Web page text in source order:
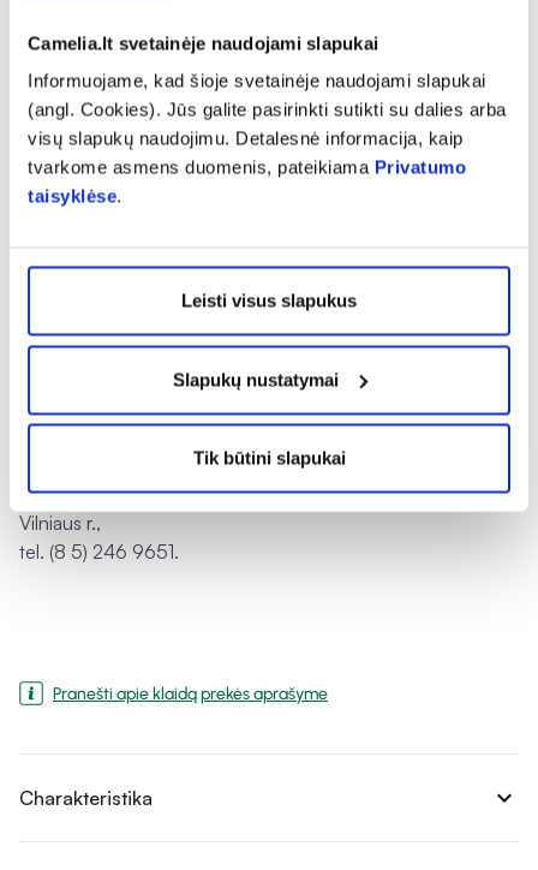
Camelia.lt svetainėje naudojami slapukai
Informuojame, kad šioje svetainėje naudojami slapukai
(angl. Cookies). Jūs galite pasirinkti sutikti su dalies arba
visų slapukų naudojimu. Detalesnė informacija, kaip
tvarkome asmens duomenis, pateikiama Privatumo
taisyklėse.
Leisti visus slapukus
Slapukų nustatymai
Tik būtini slapukai
produktus, kurių sudėtyje yra žaliosios arbatos. Neturėtų
vartoti nėščios moterys ar žindyvės ir jaunesni nei 18 metų
vaikai.
Įspėjimai:
Maisto papildas neturėtų būti vartojamas kaip maisto
pakaitalas. Neviršykite nustatytos rekomenduojamos dozės.
bei sveikas gyvenimo būdas.
Laikyti ne aukštesnėje kaip 25 ºC temperatūroje, sausoje ir
nuo tiesioginių saulės spindulių apsaugotoje vietoje. Laikyti
vaikams nepasiekiamoje vietoje.
UAB „Domus Naturae“, Molėtų g. 16, Didžioji Riešė, 14260
Vilniaus r.,
tel. (8 5) 246 9651.
Pranešti apie klaidą prekės aprašyme
Charakteristika expand_more